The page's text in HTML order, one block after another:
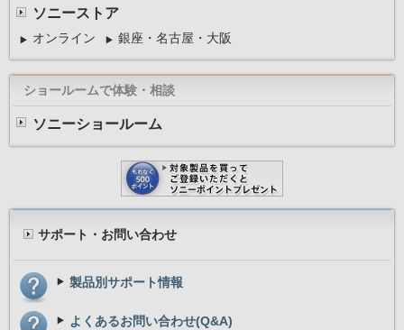
ソニーストア
オンライン 銀座・名古屋・大阪
ショールームで体験・相談
ソニーショールーム
サポート・お問い合わせ
製品別サポート情報
よくあるお問い合わせ(Q&A)